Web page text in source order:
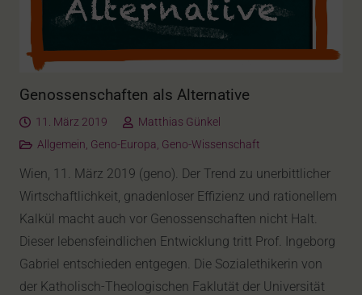
Genossenschaften als Alternative
11. März 2019
Matthias Günkel
Allgemein, Geno-Europa, Geno-Wissenschaft
Wien, 11. März 2019 (geno). Der Trend zu unerbittlicher
Wirtschaftlichkeit, gnadenloser Effizienz und rationellem
Kalkül macht auch vor Genossenschaften nicht Halt.
Dieser lebensfeindlichen Entwicklung tritt Prof. Ingeborg
Gabriel entschieden entgegen. Die Sozialethikerin von
der Katholisch-Theologischen Faklutät der Universität